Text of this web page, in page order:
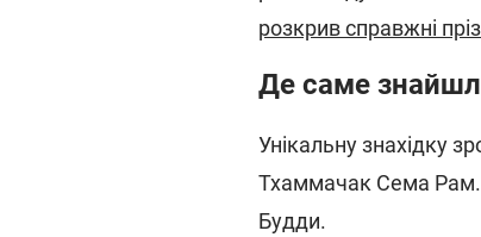
розкрив справжні
Де саме
Унікальну знахідку
Тхаммачак Сема Рам.
Будди.